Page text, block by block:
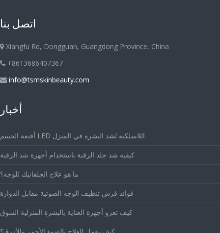
اتصل بنا
Xiangfu Rd, Dongguan, Guangdong Province, China
+8613686407367
info@tsmskinbeauty.com
أخبار
أقنعة الجسم LED اللاسلكية لشد البشرة في المنزل
كيفية شد جلد الرقبة باستخدام أجهزة شد الرقبة
ما هو علاج الجلفانيك للوجه؟
فوائد فرش تنظيف الوجه الصوتية مقابل الدوارة
كيف تغزو أجهزة العناية بالبشرة المنزلية السوق